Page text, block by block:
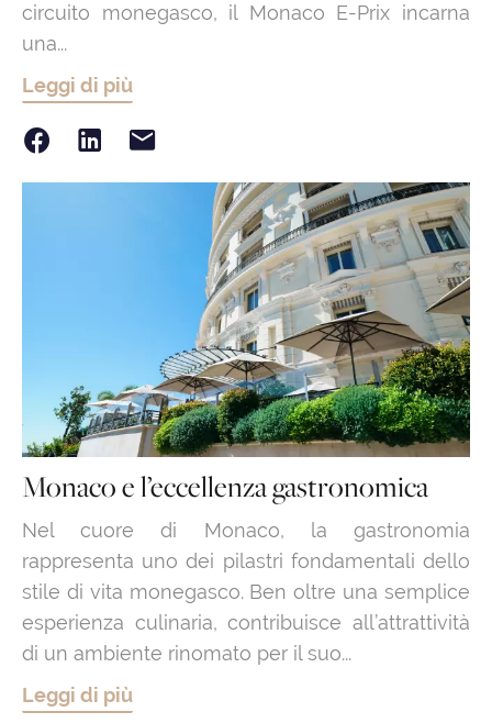
circuito monegasco, il Monaco E-Prix incarna
una...
Leggi di più
Monaco e l’eccellenza gastronomica
Nel cuore di Monaco, la gastronomia
rappresenta uno dei pilastri fondamentali dello
stile di vita monegasco. Ben oltre una semplice
esperienza culinaria, contribuisce all’attrattività
di un ambiente rinomato per il suo...
Leggi di più